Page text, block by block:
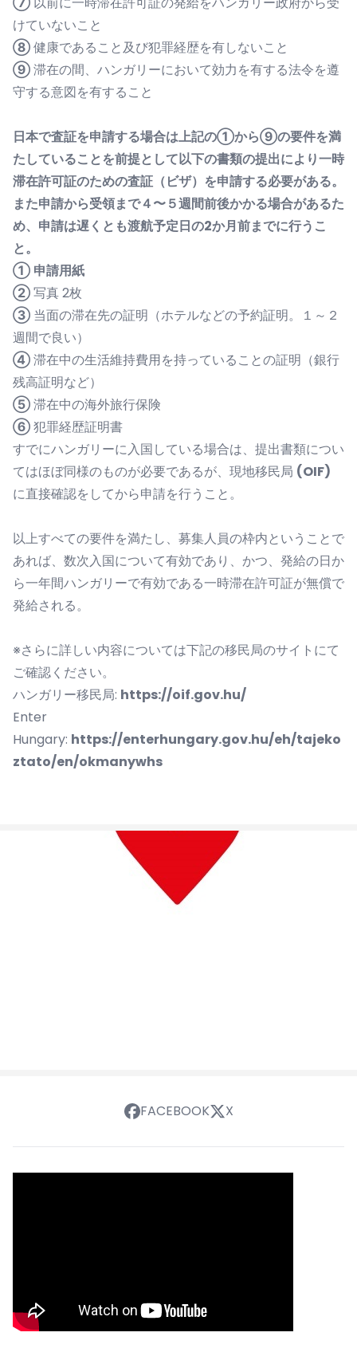
けていないこと
⑧健康であること及び犯罪経歴を有しないこと
⑨滞在の間、ハンガリーにおいて効力を有する法令を遵
守する意図を有すること
日本で査証を申請する場合は上記の①から⑨の要件を満
たしていることを前提として以下の書類の提出により一時
滞在許可証のための査証（ビザ）を申請する必要がある。
また申請から受領まで４〜５週間前後かかる場合があるた
め、申請は遅くとも渡航予定日の2か月前までに行うこ
と。
① 申請用紙
②写真 2枚
③ 当面の滞在先の証明（ホテルなどの予約証明。１～２
週間で良い）
④滞在中の生活維持費用を持っていることの証明（銀行
残高証明など）
⑤滞在中の海外旅行保険
⑥犯罪経歴証明書
すでにハンガリーに入国している場合は、提出書類につい
てはほぼ同様のものが必要であるが、現地移民局 (OIF)
に直接確認をしてから申請を行うこと。
以上すべての要件を満たし、募集人員の枠内ということで
あれば、数次入国について有効であり、かつ、発給の日か
ら一年間ハンガリーで有効である一時滞在許可証が無償で
発給される。
※さらに詳しい内容については下記の移民局のサイトにて
ご確認ください。
ハンガリー移民局: https://oif.gov.hu/
Enter
Hungary: https://enterhungary.gov.hu/eh/tajeko
ztato/en/okmanywhs
FACEBOOK X